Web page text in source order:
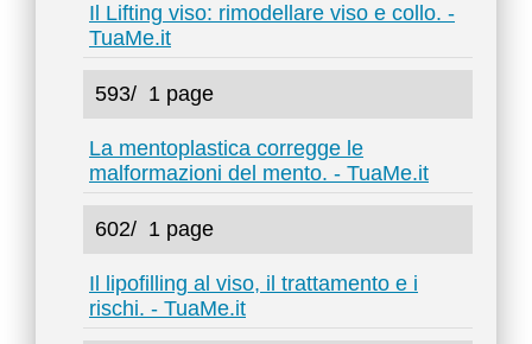
Il Lifting viso: rimodellare viso e collo. -
TuaMe.it
593/ 1 page
La mentoplastica corregge le
malformazioni del mento. - TuaMe.it
602/ 1 page
Il lipofilling al viso, il trattamento e i
rischi. - TuaMe.it